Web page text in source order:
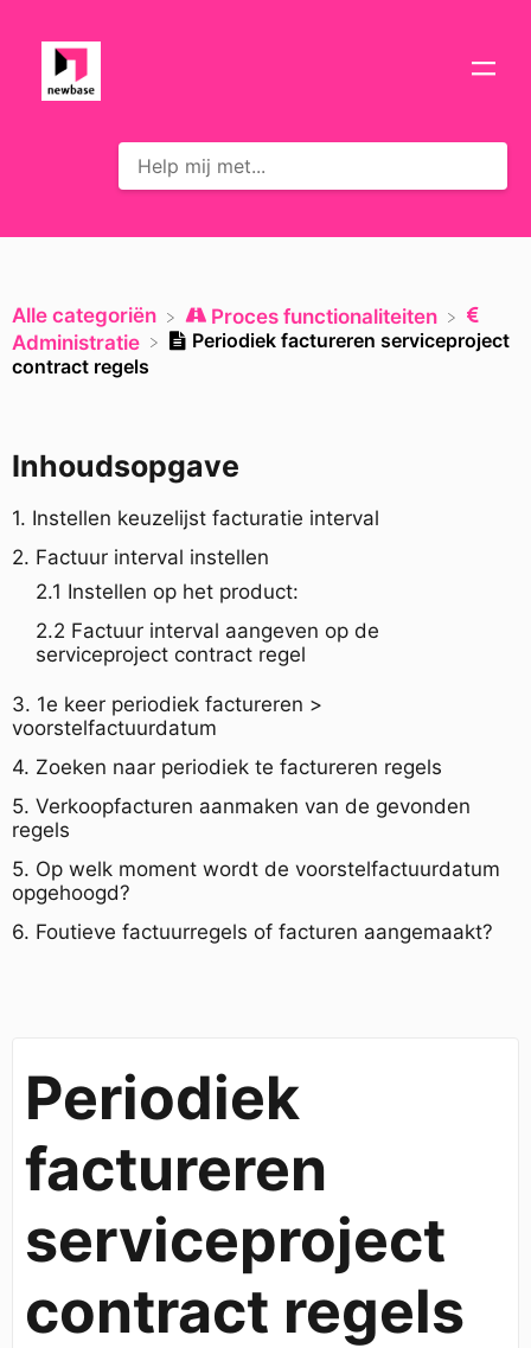
Inhoudsopgave
1. Instellen keuzelijst facturatie interval
2. Factuur interval instellen
2.1 Instellen op het product:
2.2 Factuur interval aangeven op de
serviceproject contract regel
3. 1e keer periodiek factureren >
voorstelfactuurdatum
4. Zoeken naar periodiek te factureren regels
5. Verkoopfacturen aanmaken van de gevonden
regels
5. Op welk moment wordt de voorstelfactuurdatum
opgehoogd?
6. Foutieve factuurregels of facturen aangemaakt?
Alle categoriën
​Proces functionaliteiten
​Administratie
Periodiek factureren serviceproject
contract regels
Periodiek
factureren
serviceproject
contract regels